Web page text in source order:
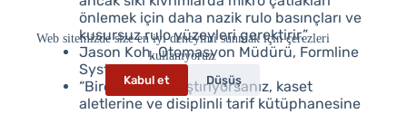
Web sitemizde size en iyi deneyimi sunmak için çerezleri
kullanıyoruz.
Kabul et
Düşüş
önlemek için daha nazik rulo basınçları ve
kusursuz rulo yüzeyleri gerektirir.”
Jason Koh, Otomasyon Müdürü, Formline
Systems
“Birçok SKU çalıştırıyorsanız, kaset
aletlerine ve disiplinli tarif kütüphanesine